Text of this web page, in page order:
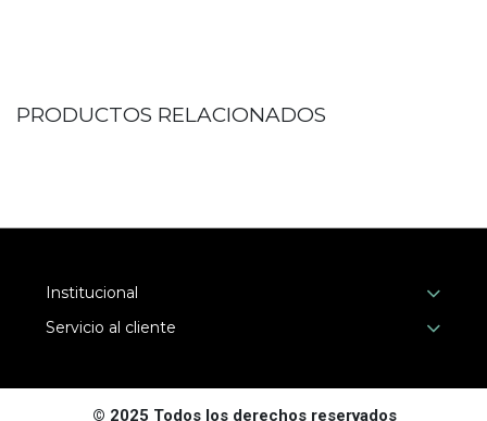
PRODUCTOS RELACIONADOS
Institucional
Servicio al cliente
© 2025 Todos los derechos reservados